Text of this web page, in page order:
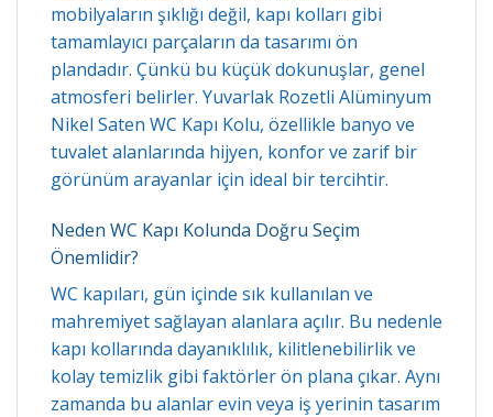
mobilyaların şıklığı değil, kapı kolları gibi
tamamlayıcı parçaların da tasarımı ön
plandadır. Çünkü bu küçük dokunuşlar, genel
atmosferi belirler. Yuvarlak Rozetli Alüminyum
Nikel Saten WC Kapı Kolu, özellikle banyo ve
tuvalet alanlarında hijyen, konfor ve zarif bir
görünüm arayanlar için ideal bir tercihtir.
Neden WC Kapı Kolunda Doğru Seçim
Önemlidir?
WC kapıları, gün içinde sık kullanılan ve
mahremiyet sağlayan alanlara açılır. Bu nedenle
kapı kollarında dayanıklılık, kilitlenebilirlik ve
kolay temizlik gibi faktörler ön plana çıkar. Aynı
zamanda bu alanlar evin veya iş yerinin tasarım